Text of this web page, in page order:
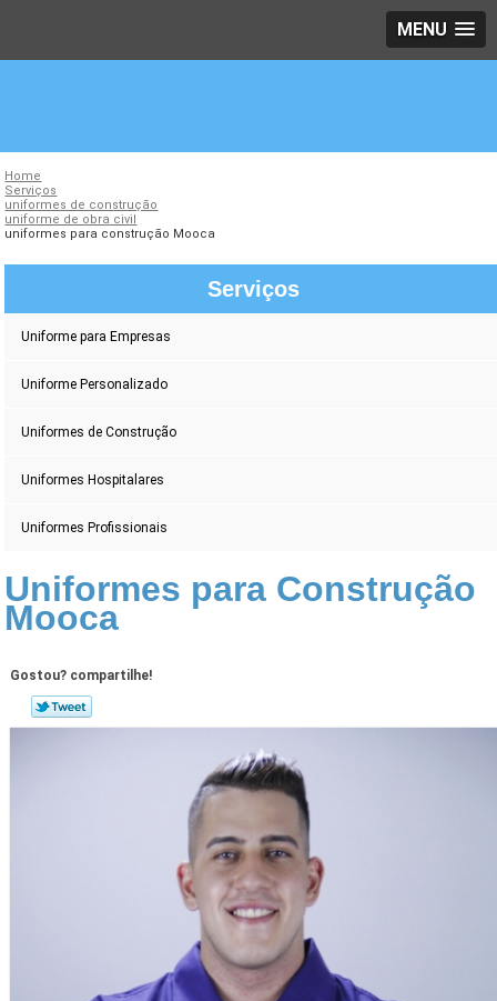
MENU
Home
Serviços
uniformes de construção
uniforme de obra civil
uniformes para construção Mooca
Serviços
Uniforme para Empresas
Uniforme Personalizado
Uniformes de Construção
Uniformes Hospitalares
Uniformes Profissionais
Uniformes para Construção
Mooca
Gostou? compartilhe!